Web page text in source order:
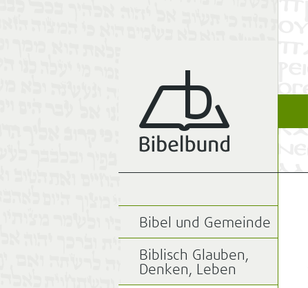
Bibel und Gemeinde
Biblisch Glauben,
Denken, Leben